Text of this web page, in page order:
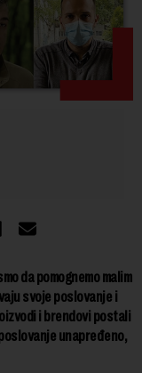
da pomognemo malim
svoje poslovanje i
i brendovi postali
unapređeno,